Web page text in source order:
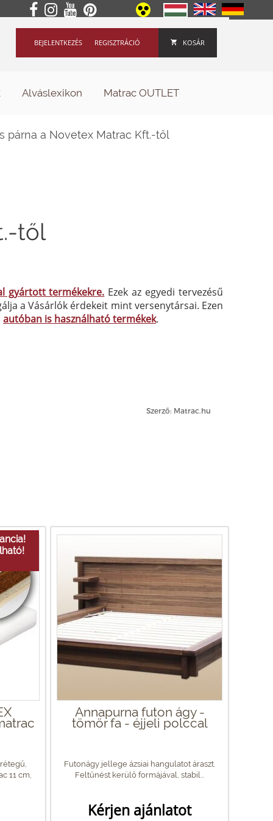
KOSÁR
REGISZTRÁCIÓ
BEJELENTKEZÉS
Alváslexikon Matrac OUTLET
párna a Novetex Matrac Kft.-től
től
gyártott termékekre. Ezek az egyedi tervezésű
a Vásárlók érdekeit mint versenytársai. Ezen
autóban is használható termékek.
Szerző: Matrac.hu
11 cm,
Annapurna futon ágy -
tömör fa - éjjeli polccal
Futonágy jellege ázsiai hangulatot áraszt.
Feltűnést kerülő formájával, stabil...
Kérjen ajánlatot